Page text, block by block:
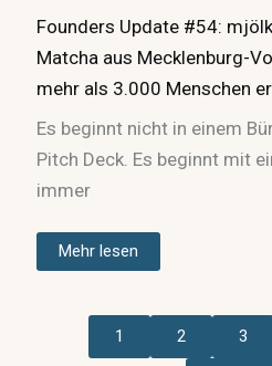
Founders Update #54:
Matcha aus Mecklenburg-
mehr als 3.000 Menschen
Es beginnt nicht in einem
Pitch Deck. Es beginnt mit
immer
Mehr lesen
1 2 3